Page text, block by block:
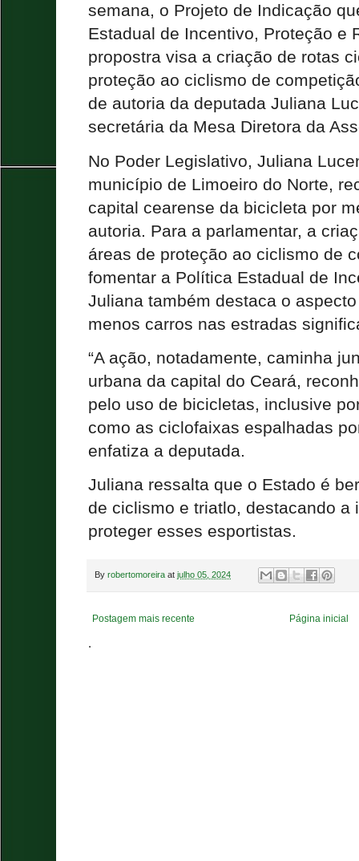
semana, o Projeto de Indicação
Estadual de Incentivo, Proteção e
propostra visa a criação de rotas
proteção ao ciclismo de
de autoria da deputada Juliana
secretária da Mesa Diretora da
No Poder Legislativo, Juliana
município de Limoeiro do Norte,
capital cearense da bicicleta por
autoria. Para a parlamentar, a
áreas de proteção ao ciclismo de
fomentar a Política Estadual de
Juliana também destaca o
menos carros nas estradas
“A ação, notadamente, caminha
urbana da capital do Ceará,
pelo uso de bicicletas, inclusive
como as ciclofaixas espalhadas
enfatiza a deputada.
Juliana ressalta que o Estado é
de ciclismo e triatlo, destacando a
proteger esses esportistas.
By robertomoreira at julho 05, 2024
Postagem mais recente Página inicial
.